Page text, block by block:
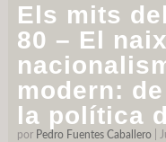
Els mits
80 – El
modern:
la política
por Pedro Fuentes Caballero|